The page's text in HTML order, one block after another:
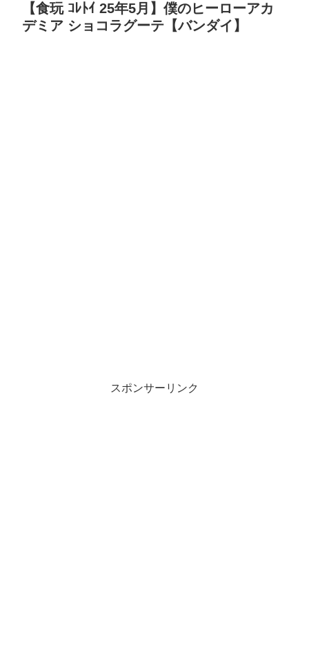
【食玩 ｺﾚﾄｲ 25年5月】僕のヒーローアカ
デミア ショコラグーテ【バンダイ】
スポンサーリンク